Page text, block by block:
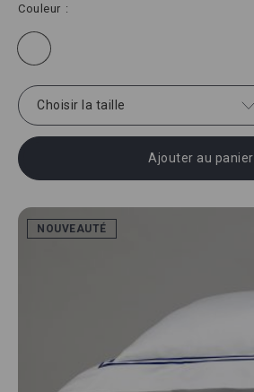
Couleur
Choisir la taille
Ajouter au panier
NOUVEAUTÉ